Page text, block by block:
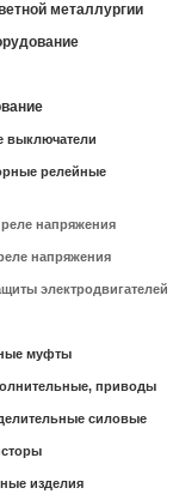
металлургии
выключатели
релейные
напряжения
напряжения
электродвигателей
муфты
приводы
силовые
изделия